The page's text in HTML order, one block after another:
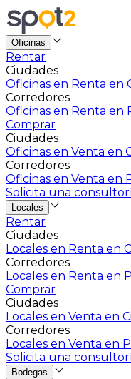
Oficinas
Rentar
Ciudades
Oficinas en Renta en
Corredores
Oficinas en Renta en
Comprar
Ciudades
Oficinas en Venta en
Corredores
Oficinas en Venta en
Solicita una
Locales
Rentar
Ciudades
Locales en Renta en
Corredores
Locales en Renta en
Comprar
Ciudades
Locales en Venta en
Corredores
Locales en Venta en
Solicita una
Bodegas